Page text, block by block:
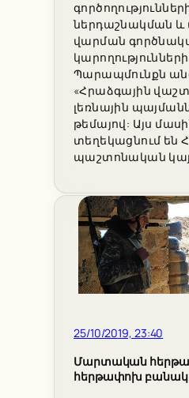
ներդաշնակման
վարման
Պարապմունքն
«Հրաձգային
լեռնային
թեմայով: Այս
տեղեկացնում են
պաշտոնական
25/10/2019, 23:40
Մարտական
հերթափոխ